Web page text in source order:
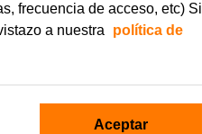
tercera edición del
frecuencia de acceso, etc) Si
a nuestra
política de
Aceptar